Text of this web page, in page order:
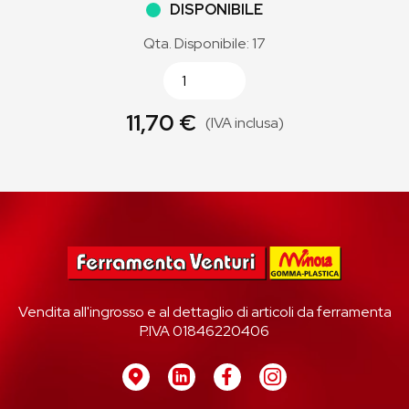
DISPONIBILE
Qta. Disponibile: 17
11,70 € (IVA inclusa)
Vendita all'ingrosso e al dettaglio di articoli da ferramenta
P.IVA 01846220406